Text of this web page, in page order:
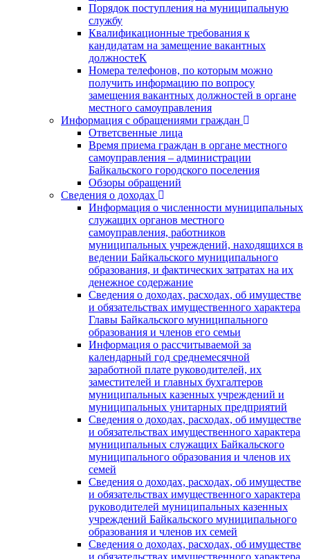
Порядок поступления на муниципальную
службу
Квалификационные требования к
кандидатам на замещение вакантных
должностеК
Номера телефонов, по которым можно
получить информацию по вопросу
замещения вакантных должностей в органе
местного самоуправления
Информация с обращениями граждан
Ответсвенные лица
Время приема граждан в органе местного
самоуправления – администрации
Байкальского городского поселения
Обзоры обращений
Сведения о доходах
Информация о численности муниципальных
служащих органов местного
самоуправления, работников
муниципальных учреждений, находящихся в
ведении Байкальского муниципального
образования, и фактических затратах на их
денежное содержание
Сведения о доходах, расходах, об имуществе
и обязательствах имущественного характера
Главы Байкальского муниципального
образования и членов его семьи
Информация о рассчитываемой за
календарный год среднемесячной
заработной плате руководителей, их
заместителей и главных бухгалтеров
муниципальных казенных учреждений и
муниципальных унитарных предприятий
Сведения о доходах, расходах, об имуществе
и обязательствах имущественного характера
муниципальных служащих Байкальского
муниципального образования и членов их
семей
Сведения о доходах, расходах, об имуществе
и обязательствах имущественного характера
руководителей муниципальных казенных
учреждений Байкальского муниципального
образования и членов их семей
Сведения о доходах, расходах, об имуществе
и обязательствах имущественного характера